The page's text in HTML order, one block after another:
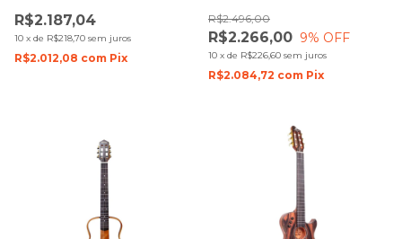
R$2.187,04
10 x de R$218,70 sem juros
R$2.012,08 com Pix
SÓLIDO COM MICROFONE
R$2.266,00
R$2.496,00
9% OFF
10 x de R$226,60 sem juros
R$2.084,72 com Pix